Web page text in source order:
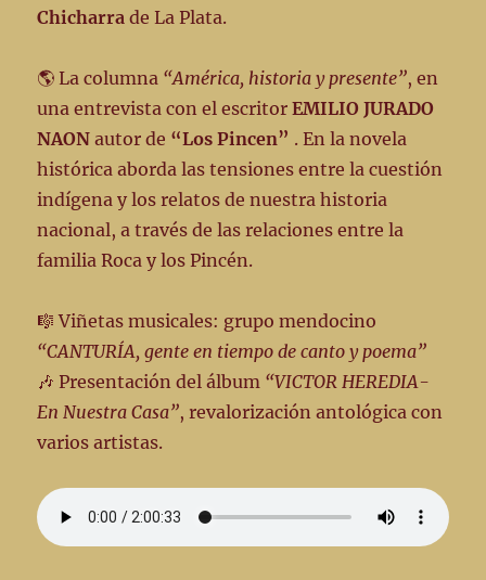
Chicharra de La Plata.
🌎 La columna “América, historia y presente”, en
una entrevista con el escritorEMILIO JURADO
NAON autor de “Los Pincen” . En la novela
histórica aborda las tensiones entre la cuestión
indígena y los relatos de nuestra historia
nacional, a través de las relaciones entre la
familia Roca y los Pincén.
🎼 Viñetas musicales: grupo mendocino
“CANTURÍA, gente en tiempo de canto y poema”
🎶 Presentación del álbum “VICTOR HEREDIA-
En Nuestra Casa”, revalorización antológica con
varios artistas.